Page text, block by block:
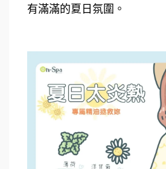
有滿滿的夏日氛圍。